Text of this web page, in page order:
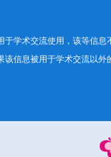
学术交流使用，该等信息
信息被用于学术交流以外